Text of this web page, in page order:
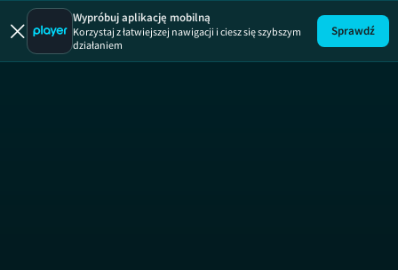
Wypróbuj aplikację mobilną
Korzystaj z łatwiejszej nawigacji i ciesz się szybszym
działaniem
Sprawdź